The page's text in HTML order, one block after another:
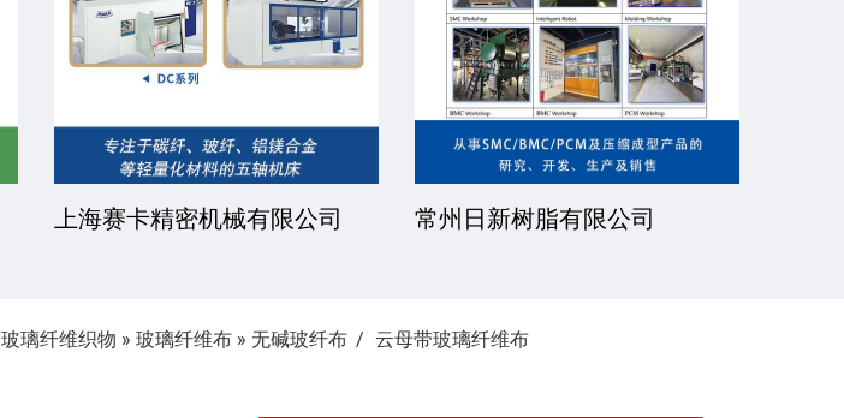
上海赛卡精密机械有限公司 常州日新树脂有限公司
玻璃纤维织物 » 玻璃纤维布 » 无碱玻纤布 云母带玻璃纤维布